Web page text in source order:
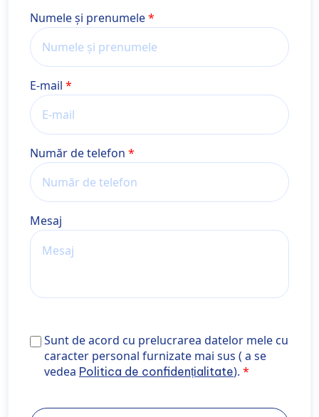
Nume și prenume
Numele și prenumele
E-mail
Număr de telefon
Mesaj
Sunt de acord cu prelucrarea datelor mele cu
personal furnizate mai sus ( a se vedea <a
href="https://wiener-privatklinik.com/ro/politica-de-
Sunt de acord cu prelucrarea datelor mele cu
caracter personal furnizate mai sus ( a se
vedea Politica de confidențialitate).